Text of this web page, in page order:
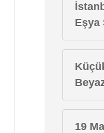
Eşya
19